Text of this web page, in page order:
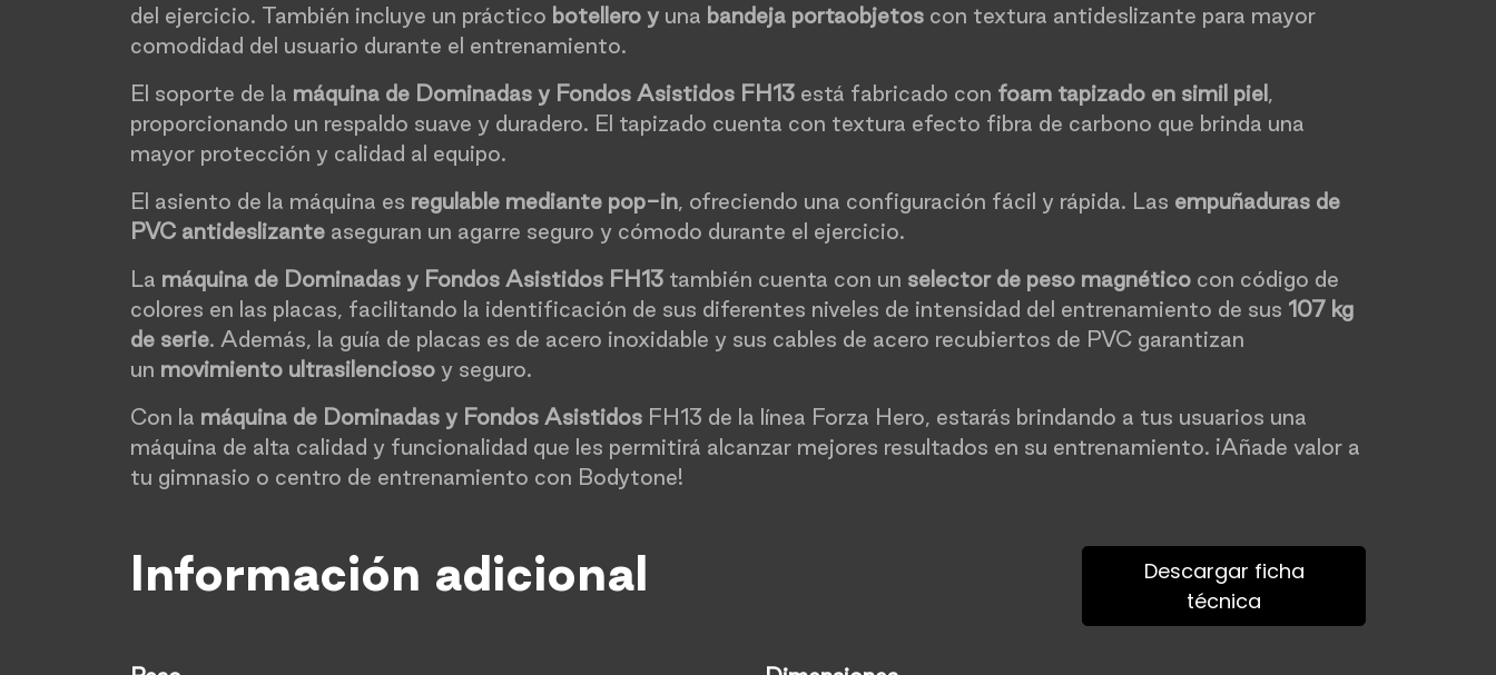
del ejercicio. También incluye un práctico botellero y una bandeja portaobjetos con textura antideslizante para mayor
comodidad del usuario durante el entrenamiento.
El soporte de la máquina de Dominadas y Fondos Asistidos FH13 está fabricado con foam tapizado en simil piel ,
proporcionando un respaldo suave y duradero. El tapizado cuenta con textura efecto fibra de carbono que brinda una
mayor protección y calidad al equipo.
El asiento de la máquina es regulable mediante pop-in, ofreciendo una configuración fácil y rápida. Las empuñaduras de
PVC antideslizante aseguran un agarre seguro y cómodo durante el ejercicio.
La máquina de Dominadas y Fondos Asistidos FH13 también cuenta con un selector de peso magnético con código de
colores en las placas, facilitando la identificación de sus diferentes niveles de intensidad del entrenamiento de sus 107 kg
de serie. Además, la guía de placas es de acero inoxidable y sus cables de acero recubiertos de PVC garantizan
un movimiento ultrasilencioso y seguro.
Con la máquina de Dominadas y Fondos Asistidos FH13 de la línea Forza Hero, estarás brindando a tus usuarios una
máquina de alta calidad y funcionalidad que les permitirá alcanzar mejores resultados en su entrenamiento. ¡Añade valor a
tu gimnasio o centro de entrenamiento con Bodytone!
Información adicional
Descargar ficha
técnica